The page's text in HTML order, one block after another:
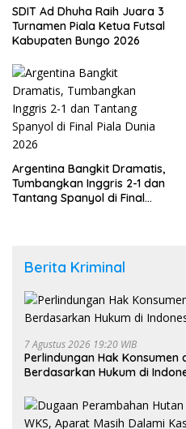
SDIT Ad Dhuha Raih Juara 3
Turnamen Piala Ketua Futsal
Kabupaten Bungo 2026
Argentina Bangkit Dramatis,
Tumbangkan Inggris 2-1 dan
Tantang Spanyol di Final
Berita Kriminal
7 Agustus 2026 19:20 WIB
Perlindungan Hak
Berdasarkan Hukum di